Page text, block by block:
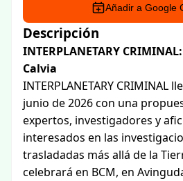
Añadir a Google
Descripción
INTERPLANETARY
Calvia
INTERPLANETARY CRIMINAL
junio de 2026 con una
expertos, investigadores y
interesados en las
trasladadas más allá de la
celebrará en BCM, en